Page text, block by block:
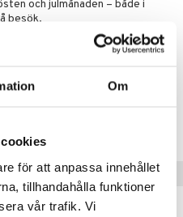
Om
för att anpassa innehållet
tillhandahålla funktioner
vår trafik. Vi
och julmånaden – både i
besök.
dig